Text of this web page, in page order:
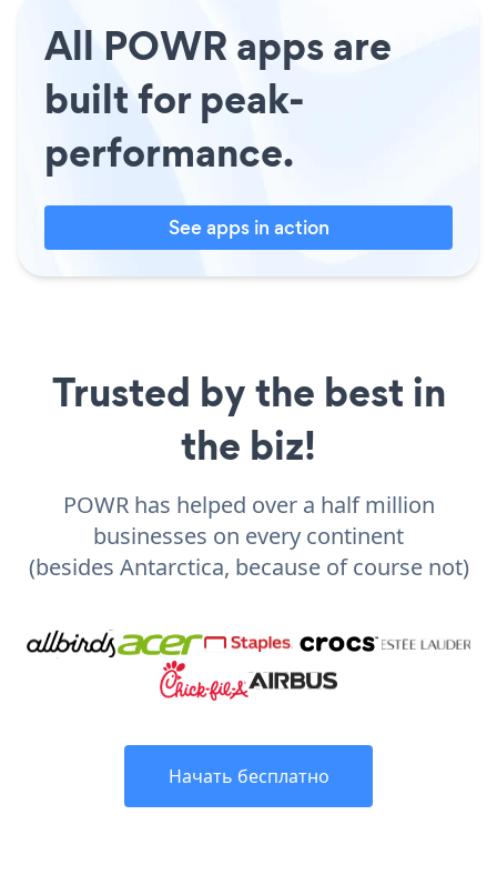
All POWR apps are
built for peak-
performance.
See apps in action
Trusted by the best in
the biz!
POWR has helped over a half million
businesses on every continent
(besides Antarctica, because of course not)
Начать бесплатно